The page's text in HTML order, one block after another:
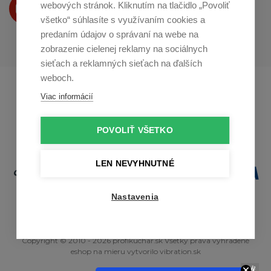
webových stránok. Kliknutím na tlačidlo „Povoliť
všetko“ súhlasíte s využívaním cookies a
predaním údajov o správaní na webe na
zobrazenie cielenej reklamy na sociálnych
sieťach a reklamných sieťach na ďalších
weboch.
Viac informácií
POVOLIŤ VŠETKO
LEN NEVYHNUTNÉ
Nastavenia
Produkty Vám predstavujeme
na Youtube
Profikuchař.cz
Copyright © 2010 - 2026 profikuchar.sk Všetky práva vyhradené
eshop na mieru vytvorilo vibration.sk